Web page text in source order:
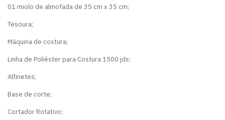
01 miolo de almofada de 35 cm x 35 cm;
Tesoura;
Máquina de costura;
Linha de Poliéster para Costura 1500 jds;
Alfinetes;
Base de corte;
Cortador Rotativo;